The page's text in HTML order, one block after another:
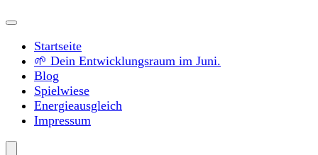
Startseite
🌱 Dein Entwicklungsraum im Juni.
Blog
Spielwiese
Energieausgleich
Impressum